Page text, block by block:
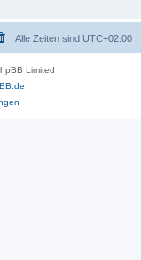
Alle Zeiten sind UTC+02:00
Limited